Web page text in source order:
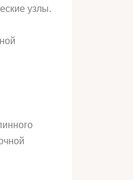
узлы.